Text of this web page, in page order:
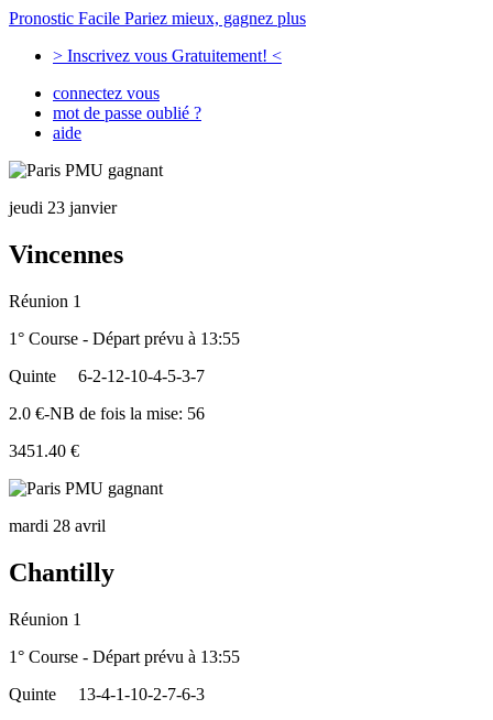
Pronostic Facile Pariez mieux, gagnez plus
> Inscrivez vous Gratuitement! <
connectez vous
mot de passe oublié ?
aide
jeudi 23 janvier
Vincennes
Réunion 1
1° Course - Départ prévu à 13:55
Quinte
6-2-12-10-4-5-3-7
2.0 €-NB de fois la mise: 56
3451.40 €
mardi 28 avril
Chantilly
Réunion 1
1° Course - Départ prévu à 13:55
Quinte
13-4-1-10-2-7-6-3